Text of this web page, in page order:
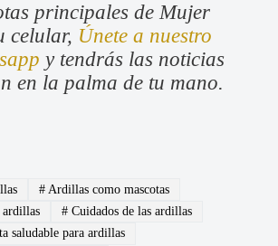
principales de Mujer
celular, Únete a nuestro
y tendrás las noticias
en la palma de tu mano.
#Ardillas como mascotas
ardillas #Cuidados de las ardillas
saludable para ardillas